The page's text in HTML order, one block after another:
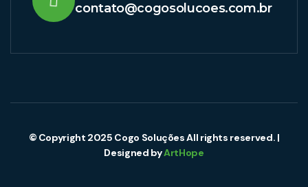
contato@cogosolucoes.com.br
© Copyright 2025 Cogo Soluções All rights reserved. |
Designed byArtHope